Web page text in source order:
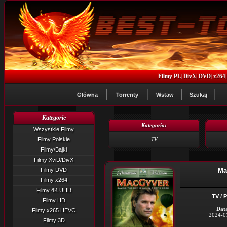
Filmy PL|DivX|DVD|x264
Główna Torrenty Wstaw Szukaj
Kategorie
Wszystkie Filmy
Filmy Polskie
Filmy/Bajki
Filmy XviD/DivX
Filmy DVD
Filmy x264
Filmy 4K UHD
Filmy HD
Filmy x265 HEVC
Filmy 3D
Kategoria:
TV
TV /
2024-